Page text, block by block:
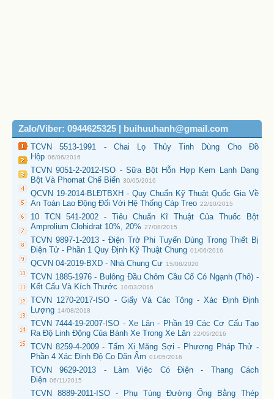
Zalo/Viber: 0944625325 | buihuuhanh@gmail.com
TCVN 5513-1991 - Chai Lọ Thủy Tinh Dùng Cho Đồ
Hộp 06/06/2016
TCVN 9051-2-2012-ISO - Sữa Bột Hỗn Hợp Kem Lạnh Dạng
Bột Và Phomat Chế Biến 30/05/2016
QCVN 19-2014-BLĐTBXH - Quy Chuẩn Kỹ Thuật Quốc Gia Về
An Toàn Lao Động Đối Với Hệ Thống Cáp Treo 22/10/2015
10 TCN 541-2002 - Tiêu Chuẩn Kĩ Thuật Của Thuốc Bột
Amprolium Clohidrat 10%, 20% 27/08/2015
TCVN 9897-1-2013 - Điện Trở Phi Tuyến Dùng Trong Thiết Bị
Điện Tử - Phần 1 Quy Định Kỹ Thuật Chung 01/06/2016
QCVN 04-2019-BXD - Nhà Chung Cư 15/08/2020
TCVN 1885-1976 - Bulông Đầu Chỏm Cầu Cổ Có Ngạnh (Thô) -
Kết Cấu Và Kích Thước
10/03/2016
TCVN 1270-2017-ISO - Giấy Và Các Tông - Xác Định Định
Lượng 14/08/2018
TCVN 7444-19-2007-ISO - Xe Lăn - Phần 19 Các Cơ Cấu Tạo
Ra Độ Linh Động Của Bánh Xe Trong Xe Lăn 22/05/2016
TCVN 8259-4-2009 - Tấm Xi Măng Sợi - Phương Pháp Thử -
Phần 4 Xác Định Độ Co Dãn Ẩm 01/05/2016
TCVN 9629-2013 - Làm Việc Có Điện - Thang Cách
Điện 06/11/2015
TCVN 8889-2011-ISO - Phụ Tùng Đường Ống Bằng Thép